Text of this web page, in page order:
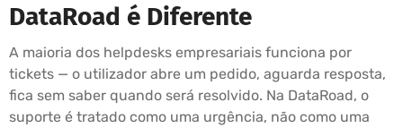
DataRoad é Diferente
A maioria dos helpdesks empresariais funciona por
tickets — o utilizador abre um pedido, aguarda resposta,
fica sem saber quando será resolvido. Na DataRoad, o
suporte é tratado como uma urgência, não como uma